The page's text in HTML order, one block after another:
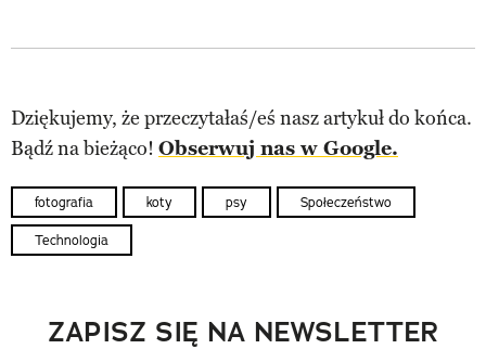
Dziękujemy, że przeczytałaś/eś nasz artykuł do końca.
Bądź na bieżąco! Obserwuj nas w Google.
fotografia koty psy Społeczeństwo
Technologia
ZAPISZ SIĘ NA NEWSLETTER